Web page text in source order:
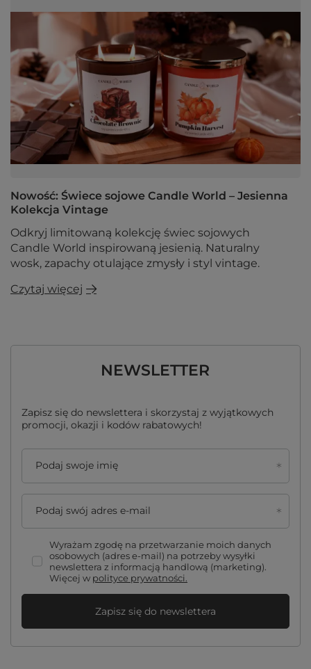
Nowość: Świece sojowe Candle World – Jesienna
Kolekcja Vintage
Odkryj limitowaną kolekcję świec sojowych
Candle World inspirowaną jesienią. Naturalny
wosk, zapachy otulające zmysły i styl vintage.
Czytaj więcej
NEWSLETTER
Zapisz się do newslettera i skorzystaj z wyjątkowych
promocji, okazji i kodów rabatowych!
Podaj swoje imię
Podaj swój adres e-mail
Wyrażam zgodę na przetwarzanie moich danych
osobowych (adres e-mail) na potrzeby wysyłki
newslettera z informacją handlową (marketing).
Więcej w polityce prywatności.
Zapisz się do newslettera